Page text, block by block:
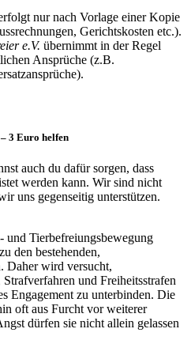
nur nach Vorlage einer Kopie
Gerichtskosten etc.).
e.V. übernimmt in der Regel
Ansprüche (z.B.
3 Euro helfen
auch du dafür sorgen, dass
werden kann. Wir sind nicht
uns gegenseitig unterstützen.
und Tierbefreiungsbewegung
den bestehenden,
Daher wird versucht,
und Freiheitsstrafen
Engagement zu unterbinden. Die
oft aus Furcht vor weiterer
dürfen sie nicht allein gelassen